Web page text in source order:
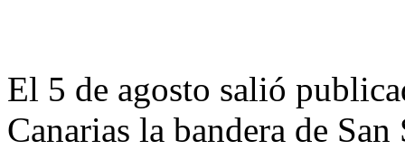
El 5 de agosto salió
Canarias la bandera de